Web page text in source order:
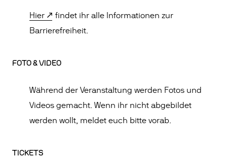
Hier
findet ihr alle Informationen zur
Barrierefreiheit.
FOTO & VIDEO
Während der Veranstaltung werden Fotos und
Videos gemacht. Wenn ihr nicht abgebildet
werden wollt, meldet euch bitte vorab.
TICKETS